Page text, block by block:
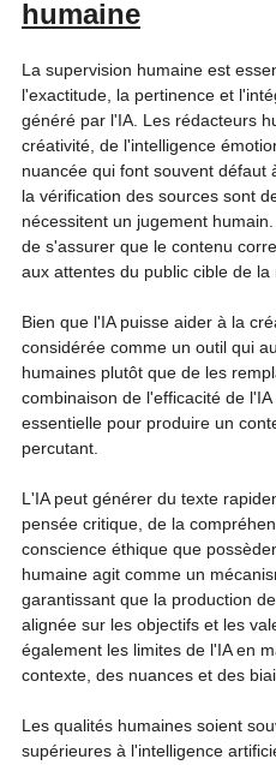
humaine
La supervision humaine est
l'exactitude, la pertinence et
généré par l'IA. Les rédacteurs
créativité, de l'intelligence
nuancée qui font souvent défaut
la vérification des sources sont
nécessitent un jugement
de s'assurer que le contenu
aux attentes du public cible de la
Bien que l'IA puisse aider à la
considérée comme un outil qui
humaines plutôt que de les
combinaison de l'efficacité de
essentielle pour produire un
percutant.
L'IA peut générer du texte
pensée critique, de la
conscience éthique que
humaine agit comme un
garantissant que la production
alignée sur les objectifs et les
également les limites de l'IA en
contexte, des nuances et des
Les qualités humaines soient
supérieures à l'intelligence